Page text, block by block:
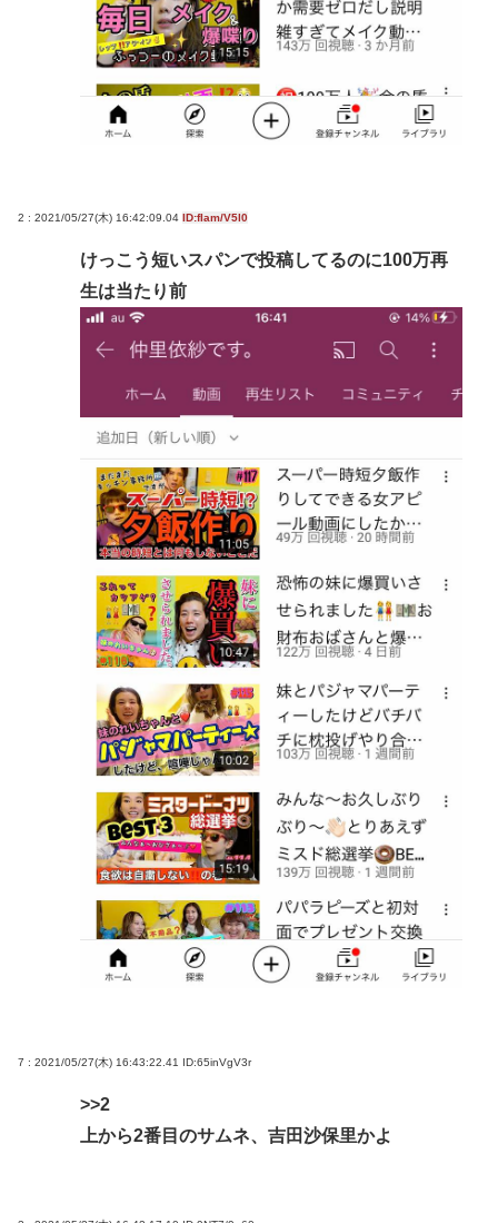
Powered by livedoor 相互RSS
2 : 2021/05/27(木) 16:42:09.04 ID:fIam/V5l0
けっこう短いスパンで投稿してるのに100万再
生は当たり前
7 : 2021/05/27(木) 16:43:22.41 ID:65inVgV3r
>>2
上から2番目のサムネ、吉田沙保里かよ